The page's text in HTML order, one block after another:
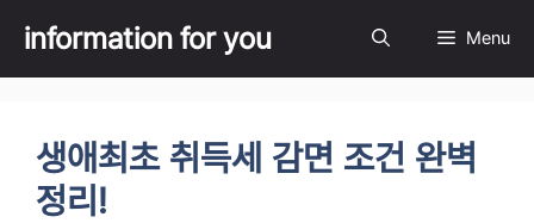
content
information for you Menu
생애최초 취득세 감면 조건 완벽
정리!